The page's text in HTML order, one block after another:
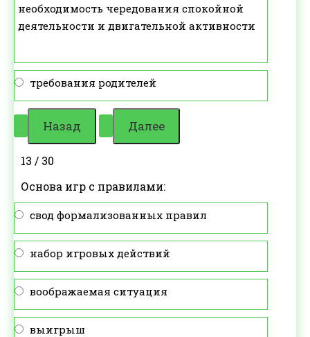
необходимость чередования спокойной
деятельности и двигательной активности
требования родителей
13 / 30
Основа игр с правилами:
свод формализованных правил
набор игровых действий
воображаемая ситуация
выигрыш